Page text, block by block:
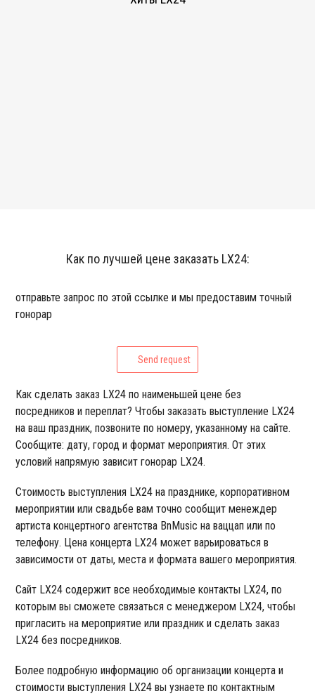
Как по лучшей цене заказать LX24:
отправьте запрос по этой ссылке и мы предоставим точный
гонорар
Send request
Как сделать заказ LX24 по наименьшей цене без
посредников и переплат? Чтобы заказать выступление LX24
на ваш праздник, позвоните по номеру, указанному на сайте.
Сообщите: дату, город и формат мероприятия. От этих
условий напрямую зависит гонорар LX24.
Стоимость выступления LX24 на празднике, корпоративном
мероприятии или свадьбе вам точно сообщит менеждер
артиста концертного агентства BnMusic на ваццап или по
телефону. Цена концерта LX24 может варьироваться в
зависимости от даты, места и формата вашего мероприятия.
Сайт LX24 содержит все необходимые контакты LX24, по
которым вы сможете связаться с менеджером LX24, чтобы
пригласить на мероприятие или праздник и сделать заказ
LX24 без посредников.
Более подробную информацию об организации концерта и
стоимости выступления LX24 вы узнаете по контактным